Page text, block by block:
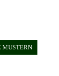
MUSTERN